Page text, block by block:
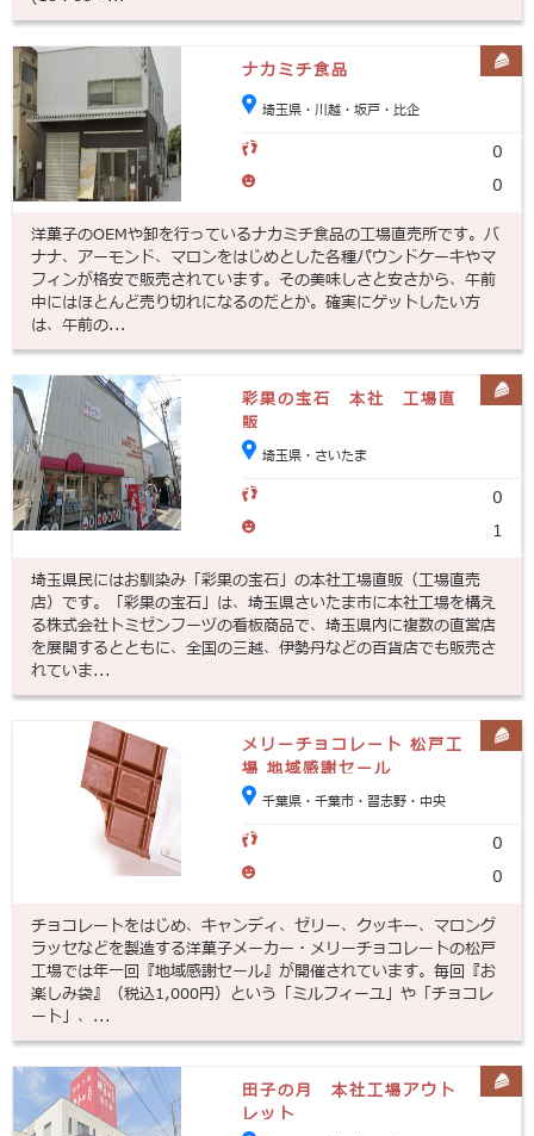
ナカミチ食品
埼玉県・川越・坂戸・比企
0
0
洋菓子のOEMや卸を行っているナカミチ食品の工場直売所です。バ
ナナ、アーモンド、マロンをはじめとした各種パウンドケーキやマ
フィンが格安で販売されています。その美味しさと安さから、午前
中にはほとんど売り切れになるのだとか。確実にゲットしたい方
は、午前の...
彩果の宝石 本社 工場直
販
埼玉県・さいたま
0
1
埼玉県民にはお馴染み「彩果の宝石」の本社工場直販（工場直売
店）です。「彩果の宝石」は、埼玉県さいたま市に本社工場を構え
る株式会社トミゼンフーヅの看板商品で、埼玉県内に複数の直営店
を展開するとともに、全国の三越、伊勢丹などの百貨店でも販売さ
れていま...
メリーチョコレート 松戸工
場 地域感謝セール
千葉県・千葉市・習志野・中央
0
0
チョコレートをはじめ、キャンディ、ゼリー、クッキー、マロング
ラッセなどを製造する洋菓子メーカー・メリーチョコレートの松戸
工場では年一回『地域感謝セール』が開催されています。毎回『お
楽しみ袋』（税込1,000円）という「ミルフィーユ」や「チョコレ
ート」、...
田子の月 本社工場アウト
レット